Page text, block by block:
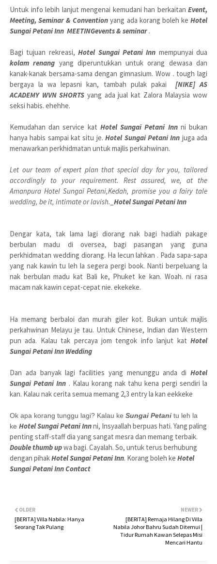
Untuk info lebih lanjut mengenai kemudani han berkaitan Event,
Meeting, Seminar & Convention yang ada korang boleh keHotel
Sungai Petani Inn MEETINGevents & seminar.
Bagi tujuan rekreasi,Hotel Sungai Petani Inn mempunyai dua
kolam renang yang diperuntukkan untuk orang dewasa dan
kanak-kanak bersama-sama dengan gimnasium. Wow . tough lagi
bergaya la wa lepasni kan, tambah pulak pakai
[NIKE] AS
ACADEMY WVN SHORTS yang ada jual kat Zalora Malaysia wow
seksi habis. ehehhe.
Kemudahan dan service kat Hotel Sungai Petani Innni bukan
hanya habis sampai kat situ je.Hotel Sungai Petani Inn juga ada
menawarkan perkhidmatan untuk majlis perkahwinan.
Let our team of expert plan that special day for you, tailored
accordingly to your requirement. Rest assured, we, at the
Amanpura Hotel Sungai Petani,Kedah, promise you a fairy tale
wedding, be it, intimate or lavish._ Hotel Sungai Petani Inn
Dengar kata, tak lama lagi diorang nak bagi hadiah pakage
berbulan madu di oversea, bagi pasangan yang guna
perkhidmatan wedding diorang. Ha lecun lahkan . Pada sapa-sapa
yang nak kawin tu leh la segera pergi book. Nanti berpeluang la
nak berbulan madu kat Bali ke, Phuket ke kan. Woah. ni rasa
macam nak kawin cepat-cepat nie. ekekeke.
Ha memang berbaloi dan murah giler kot. Bukan untuk majlis
perkahwinan Melayu je tau. Untuk Chinese, Indian dan Western
pun ada. Kalau tak percaya jom tengok info lanjut kat Hotel
Sungai Petani Inn Wedding
Dan ada banyak lagi facilities yang menunggu anda di Hotel
Sungai Petani Inn . Kalau korang nak tahu kena pergi sendiri la
kan. Kalau nak cerita semua memang 2,3 entry la kan eekkeke
Ok apa korang tunggu lagi? Kalau ke Sungai Petani tu leh la
ke Hotel Sungai Petani Innni, Insyaallah berpuas hati. Yang paling
penting staff-staff dia yang sangat mesra dan memang terbaik.
Double thumb upwa bagi. Cayalah. So, untuk terus berhubung
dengan pihakHotel Sungai Petani Inn. Korang boleh ke Hotel
Sungai Petani Inn Contact
NEWER
[BERITA] Remaja Hilang Di Villa
Nabila Johor Bahru Sudah Ditemui |
Tidur Rumah Kawan Selepas Misi
Mencari Hantu
OLDER
[BERITA] Villa Nabila: Hanya
Seorang Tak Pulang